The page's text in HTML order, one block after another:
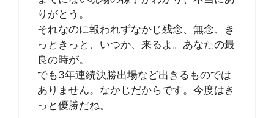
りがとう。
それなのに報われずなかじ残念、無念、き
っときっと、いつか、来るよ。あなたの最
良の時が。
でも3年連続決勝出場など出きるものでは
ありません。なかじだからです。今度はき
っと優勝だね。